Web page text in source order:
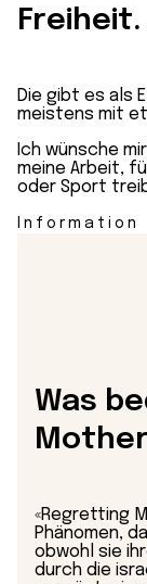
Freiheit.
Die gibt es als
meistens mit
Ich wünsche
meine Arbeit,
oder Sport
Information
Was
«Regretting
Phänomen,
obwohl sie
durch die